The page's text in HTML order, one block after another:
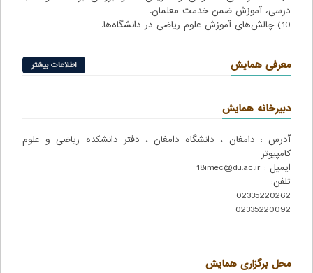
درسی، آموزش ضمن خدمت معلمان.
10) چالش‌های آموزش علوم ریاضی در دانشگاه‌ها.
معرفی همایش اطلاعات بیشتر
دبیرخانه همایش
آدرس : دامغان ، دانشگاه دامغان ، دفتر دانشکده ریاضی و علوم
کامپیوتر
ایمیل : 18imec@du.ac.ir
تلفن:
02335220262
02335220092
محل برگزاری همایش